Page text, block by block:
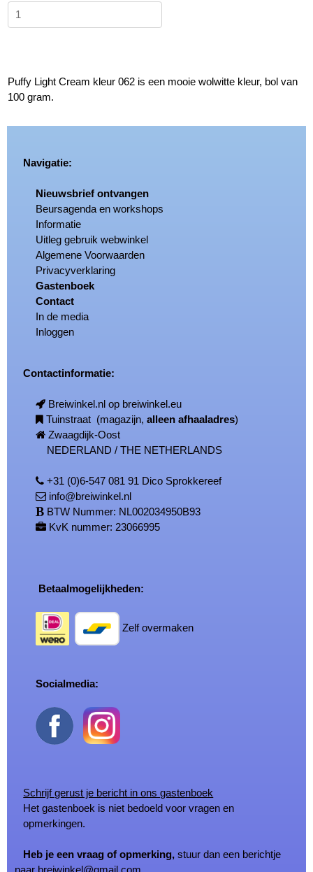
Puffy Light Cream kleur 062 is een mooie wolwitte kleur, bol van
100 gram.
Navigatie:
Nieuwsbrief ontvangen
Beursagenda en workshops
Informatie
Uitleg gebruik webwinkel
Algemene Voorwaarden
Privacyverklaring
Gastenboek
Contact
In de media
Inloggen
Contactinformatie:
Breiwinkel.nl op breiwinkel.eu
Tuinstraat (magazijn,alleen afhaaladres)
Zwaagdijk-Oost
NEDERLAND / THE NETHERLANDS
+31 (0)6-547 081 91 Dico Sprokkereef
info@breiwinkel.nl
BTW Nummer: NL002034950B93
KvK nummer: 23066995
Betaalmogelijkheden:
Zelf overmaken
Socialmedia:
Schrijf gerust je bericht in ons gastenboek
Het gastenboek is niet bedoeld voor vragen en
opmerkingen.
Heb je een vraag of opmerking, stuur dan een berichtje
naar breiwinkel@gmail.com